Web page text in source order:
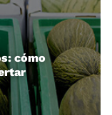
cómo